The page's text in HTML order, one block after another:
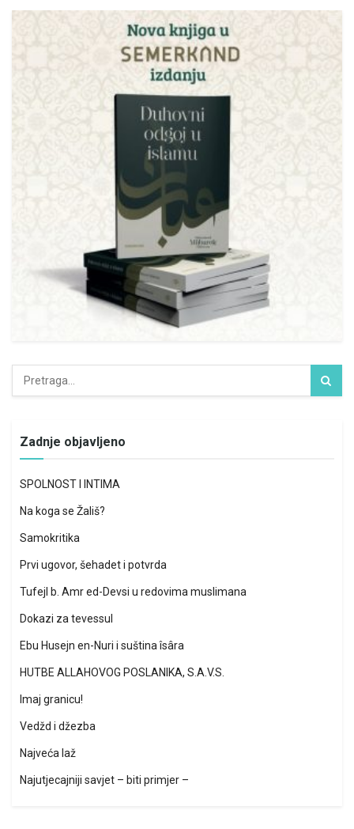
Zadnje objavljeno
SPOLNOST I INTIMA
Na koga se Žališ?
Samokritika
Prvi ugovor, šehadet i potvrda
Tufejl b. Amr ed-Devsi u redovima muslimana
Dokazi za tevessul
Ebu Husejn en-Nuri i suština îsâra
HUTBE ALLAHOVOG POSLANIKA, S.A.V.S.
Imaj granicu!
Vedžd i džezba
Najveća laž
Najutjecajniji savjet – biti primjer –